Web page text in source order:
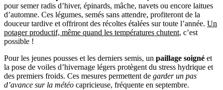
pour semer radis d’hiver, épinards, mâche, navets ou encore laitues
d’automne. Ces légumes, semés sans attendre, profiteront de la
douceur tardive et offriront des récoltes étalées sur toute l’année. Un
potager productif, même quand les températures chutent, c’est
possible !
Pour les jeunes pousses et les derniers semis, un paillage soigné et
la pose de voiles d’hivernage légers protègent du stress hydrique et
des premiers froids. Ces mesures permettent de garder un pas
d’avance sur la météo capricieuse, fréquente en septembre.